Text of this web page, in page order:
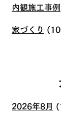
内観施工事例
家づくり
2026年8月